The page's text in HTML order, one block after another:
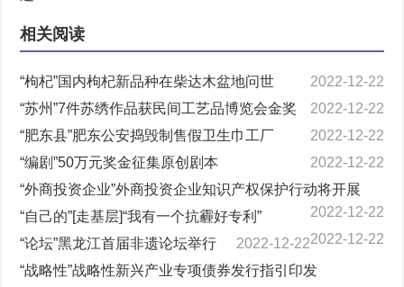
相关阅读
“枸杞”国内枸杞新品种在柴达木盆地问世
2022-12-22
“苏州”7件苏绣作品获民间工艺品博览会金奖
2022-12-22
“肥东县”肥东公安捣毁制售假卫生巾工厂
2022-12-22
“编剧”50万元奖金征集原创剧本
2022-12-22
“外商投资企业”外商投资企业知识产权保护行动将开展
2022-12-22
“自己的”[走基层]“我有一个抗霾好专利”
2022-12-22
“论坛”黑龙江首届非遗论坛举行
2022-12-22
“战略性”战略性新兴产业专项债券发行指引印发